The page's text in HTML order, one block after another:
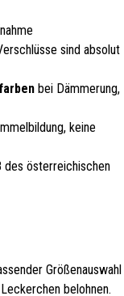
sind absolut
bei Dämmerung,
keine
des österreichischen
Größenauswahl
belohnen.